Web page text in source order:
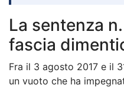
La sentenza
fascia
Fra il 3 agosto 2017 e il
un vuoto che ha